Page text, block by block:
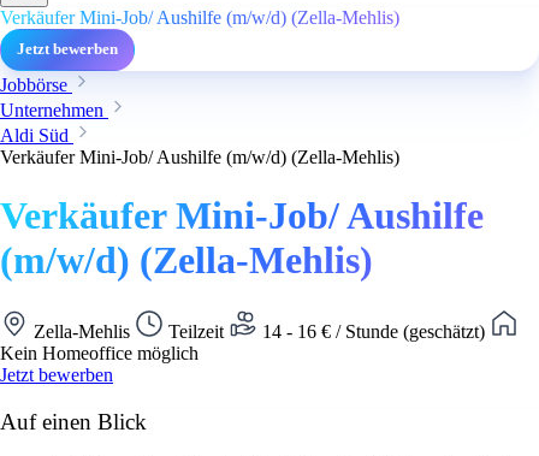
Verkäufer Mini-Job/ Aushilfe (m/w/d) (Zella-Mehlis)
Jetzt bewerben
Jobbörse
Unternehmen
Aldi Süd
Verkäufer Mini-Job/ Aushilfe (m/w/d) (Zella-Mehlis)
Verkäufer Mini-Job/ Aushilfe
(m/w/d) (Zella-Mehlis)
Zella-Mehlis Teilzeit
14 - 16 € / Stunde (geschätzt)
Kein Homeoffice möglich
Jetzt bewerben
Auf einen Blick